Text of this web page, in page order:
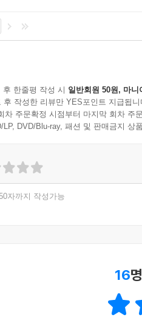
후 한줄평 작성 시 일반회원 50원, 마니
후 작성한 리뷰만 YES포인트 지급됩니
차 주문확정 시점부터 마지막 회차 주
LP, DVD/Blu-ray, 패션 및 판매금지 상
자까지 작성가능
16